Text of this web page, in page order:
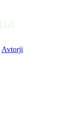
Avtorji